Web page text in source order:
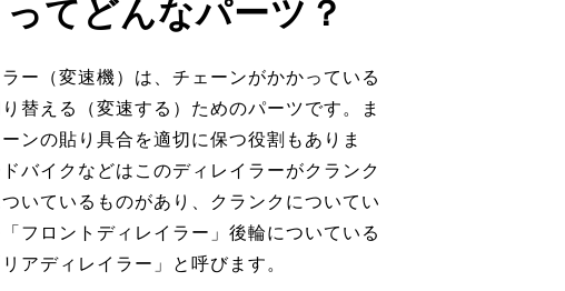
てどんなパーツ？
ー（変速機）は、チェーンがかかっている
替える（変速する）ためのパーツです。ま
ンの貼り具合を適切に保つ役割もありま
バイクなどはこのディレイラーがクランク
いているものがあり、クランクについてい
フロントディレイラー」後輪についている
アディレイラー」と呼びます。